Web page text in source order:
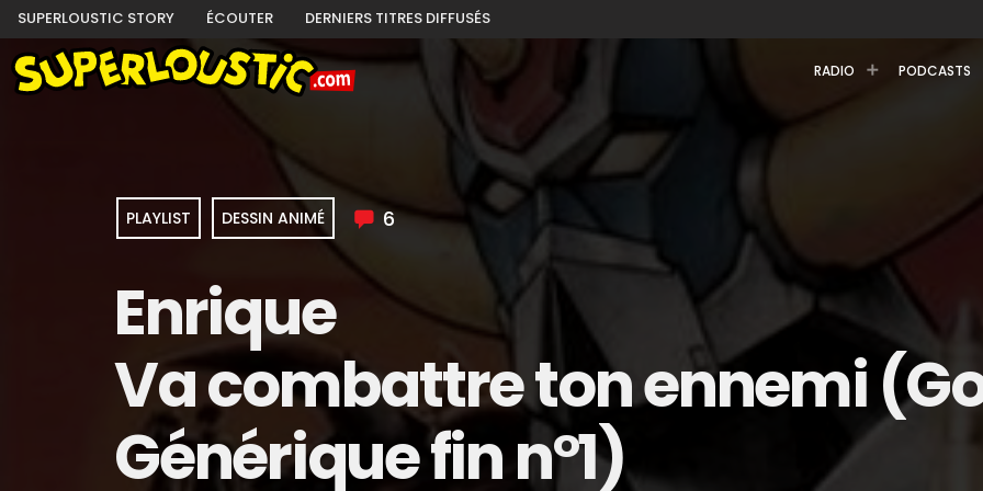
SUPERLOUSTIC STORY ÉCOUTER DERNIERS TITRES DIFFUSÉS
RADIO PODCASTS
PLAYLIST DESSIN ANIMÉ 6
Enrique
Va combattre ton ennemi
Générique fin n°1)